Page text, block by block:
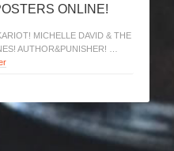
ONLINE!
MICHELLE DAVID & THE
AUTHOR&PUNISHER! …